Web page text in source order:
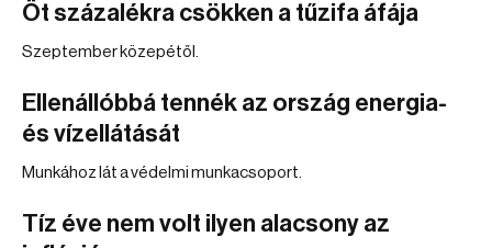
Öt százalékra csökken a tűzifa áfája
Szeptember közepétől.
Ellenállóbbá tennék az ország energia-
és vízellátását
Munkához lát a védelmi munkacsoport.
Tíz éve nem volt ilyen alacsony az